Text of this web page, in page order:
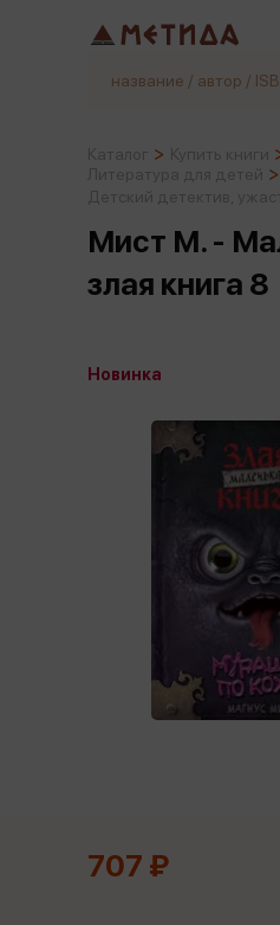
Мист М. -
злая книга 8
Новинка
707 ₽